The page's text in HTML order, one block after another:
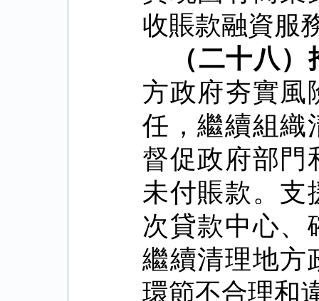
收賬款融資服
（二十八
方政府夯實風
任，繼續組織
督促政府部門
未付賬款。支
次貸款中心、
繼續清理地方
環節不合理和